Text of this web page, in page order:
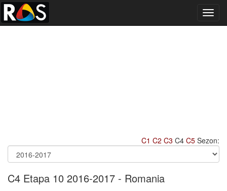
C1 C2 C3 C4 C5 Sezon:
C4 Etapa 10 2016-2017 - Romania